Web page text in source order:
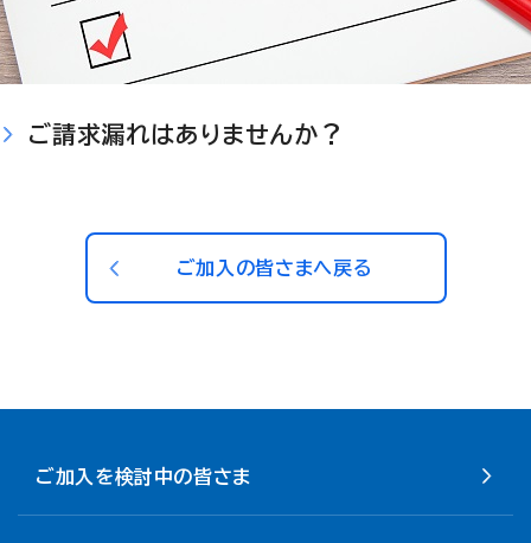
ご請求漏れはありませんか？
ご加入の皆さまへ戻る
ご加入を検討中の皆さま